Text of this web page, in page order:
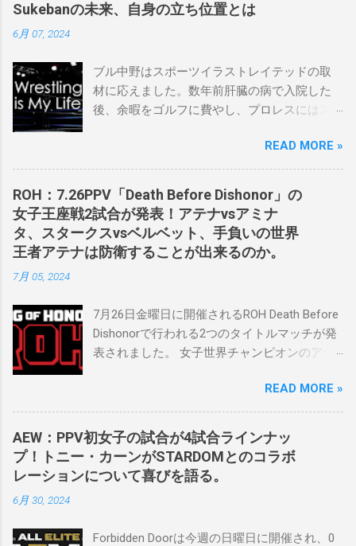
Sukebanの未来、自身の立ち位置とは
6月 07, 2024
ブル中野はスポーツイラストレイテッドの取
材に応えました。数年前肝臓の病で入院した
後、余暇をゴルフに費やし、プロレスにはス
ました。なお、新しいプロモーションは無限
の可能性に満ちており、先日WWEのニック・
カーン社長にスカウトされました。 「私は
2023年にスケバンのコミッショナーに任命さ
れました。スケバンの醍醐味は、日本独自の
文化の過去、現在、未来をリング上で見るこ
とができることです。何十年も前のスケバン
好きです。」 彼女は今、スケバンで重要な役
割を果たしています。 「今活躍している選手
をとても誇りに思い、応援しています。私の
ケバンのレスラーばかりです。私は彼らを私
の子供のように考えている」。 スケバンの最
新のショーは5月末に行われました。日本の女
子プロレスリーグがロサンゼルスでデビュー
し、5試合のカードが YouTube で公開されてい
野が見守る中、クラッシュ・ユウ選手を相手
READ MORE »
ROH：7.26PPV「Death Before Dishonor」の
女子王座戦2試合が発表！アテナvsアミナ
タ、スタークスvsベルベット、手負いの世界
王者アテナは防衛することが出来るのか。
7月 05, 2024
7月26日金曜日に開催されるROH Death Before
Dishonorで行われる2つのタイトルマッチが発
表されました。 女子世界チャンピオンのアテ
を防衛することになりました。この試合は木
曜日のROHで発表されました。アテナは5月か
ら活動を休止しており、リング上での欠場は
ストーリー上の負傷が原因とされています。
女子世界チャンピオンは5月の最後の試合で怪
我の恐怖に苦しみましたが、それはストーリ
READ MORE »
AEW：PPV初女子の試合が4試合ラインナッ
プ！トニー・カーンがSTARDOMとのコラボ
レーションについて喜びを語る。
6月 30, 2024
Forbidden Doorは今週の日曜日に開催され、0